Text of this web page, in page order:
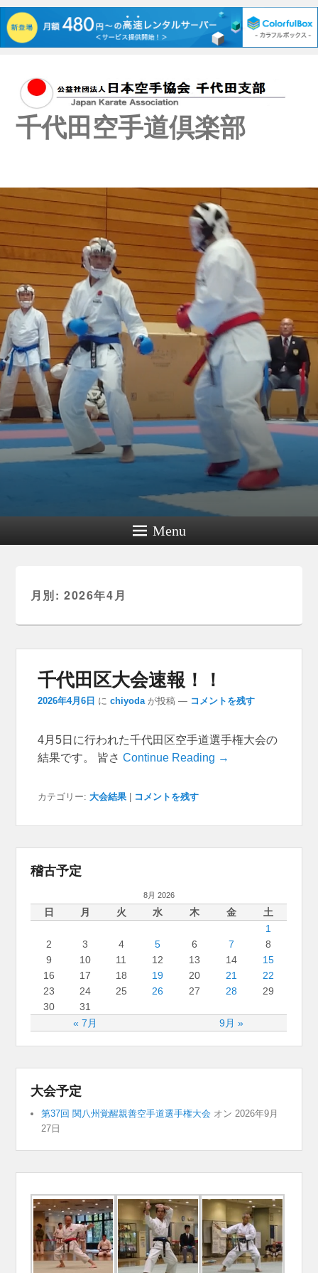
千代田空手道倶楽部
Menu
月別: 2026年4月
千代田区大会速報！！
2026年4月6日 に chiyoda が投稿 — コメントを残す
4月5日に行われた千代田区空手道選手権大会の
結果です。 皆さContinue Reading →
カテゴリー: 大会結果 | コメントを残す
稽古予定
8月 2026
日 月 火 水 木 金
土
1
2
3 4 5 6 7
8
9
10 11 12 13 14
15
16
17 18 19 20 21
22
23
24 25 26 27 28
29
30
31
« 7月
9月 »
大会予定
第37回 関八州覚醒親善空手道選手権大会 オン 2026年9月
27日